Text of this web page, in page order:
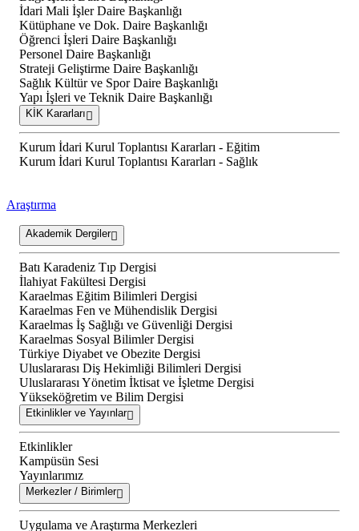
İdari Mali İşler Daire Başkanlığı
Kütüphane ve Dok. Daire Başkanlığı
Öğrenci İşleri Daire Başkanlığı
Personel Daire Başkanlığı
Strateji Geliştirme Daire Başkanlığı
Sağlık Kültür ve Spor Daire Başkanlığı
Yapı İşleri ve Teknik Daire Başkanlığı
KİK Kararları
Kurum İdari Kurul Toplantısı Kararları - Eğitim
Kurum İdari Kurul Toplantısı Kararları - Sağlık
Araştırma
Akademik Dergiler
Batı Karadeniz Tıp Dergisi
İlahiyat Fakültesi Dergisi
Karaelmas Eğitim Bilimleri Dergisi
Karaelmas Fen ve Mühendislik Dergisi
Karaelmas İş Sağlığı ve Güvenliği Dergisi
Karaelmas Sosyal Bilimler Dergisi
Türkiye Diyabet ve Obezite Dergisi
Uluslararası Diş Hekimliği Bilimleri Dergisi
Uluslararası Yönetim İktisat ve İşletme Dergisi
Yükseköğretim ve Bilim Dergisi
Etkinlikler ve Yayınlar
Etkinlikler
Kampüsün Sesi
Yayınlarımız
Merkezler / Birimler
Uygulama ve Araştırma Merkezleri